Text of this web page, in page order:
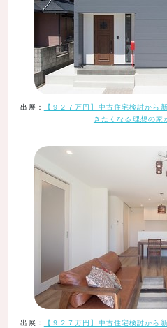
出展：
【９２７万円】中古住宅検討から
きたくなる理想の家
出展：
【９２７万円】中古住宅検討から